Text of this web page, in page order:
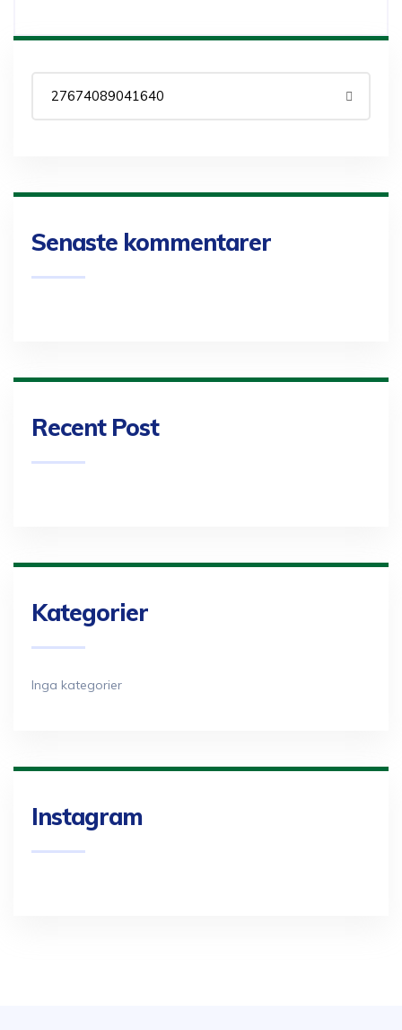
Senaste kommentarer
Recent Post
Kategorier
Inga kategorier
Instagram